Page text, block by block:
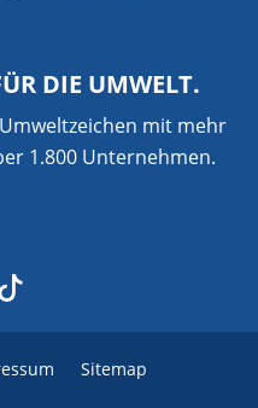
DIE UMWELT.
mit mehr
1.800 Unternehmen.
Sitemap